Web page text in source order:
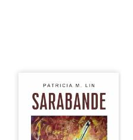
Aux chants
crépitants de l’été,
Sous le silence
ouaté de la neige
en hiver, Au cours
de nuits pâles,